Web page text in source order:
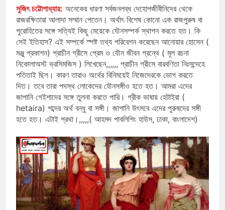
সুজিৎ চট্টোপাধ্যায়: অনেকের ধারণা সর্বজনলব্ধ দেহোপজীবীনিদের থেকে
রাজরক্ষিতারা আলাদা সম্মান পেতেন। অর্থাৎ বিশেষ কোনো এক রাজপুরুষ বা
পুরোহিতের সঙ্গে সত্যিই কিছু মেয়েকে যৌনসম্পর্ক স্থাপন করতে হত। কি
সেই ইতিহাস? এই সম্পর্কে স্পষ্ট তথ্য পরিবেশন করেছেন আনোয়ার হোসেন (
মঞ্জু প্রকাশন) প্রাচীন গ্রীসে প্রেম ও যৌন জীবন গ্রন্থে ( মূল রচনা
নিকোলাঅস্ট ভ্রসিমজিস ) লিখেছেন,,,,,, প্রাচীন গ্রীসে বারবণিতা নিঃসন্দেহে
পতিতাই ছিল। কারণ তারাও অর্থের বিনিময়েই নিজেদেরকে ভোগ করতে
দিত। তবে তারা পদস্থ লোকেদের যৌনসঙ্গীও হতে হত। আমরা এদের
জাপানি গেইশাদের সঙ্গে তুলনা করতে পারি। গ্রীক ভাষায় হেটাইরা (
hetaira) শব্দের অর্থ বন্ধু বা সঙ্গী। জাপানি উৎসবে এদের পুরুষদের সঙ্গী
হতে হত। এটাই প্রথা।,,,,,( আহমদ পাবলিশিং হাউস, ঢাকা, বাংলাদেশ)